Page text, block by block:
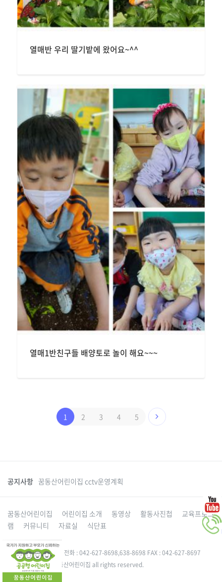
열매반 우리 딸기밭에 왔어요~^^
열매1반친구들 배양토로 놀이 해요~~~
1 2 3 4 5
공지사항 꿈동산어린이집 cctv운영계획
꿈동산어린이집 어린이집 소개 동영상 활동사진첩
교육프로그
램
커뮤니티 자료실 식단표
대전 동구 성동로 49-5 전화 : 042-627-8698,638-8698 FAX : 042-627-8697
Copyright 2015. 꿈동산어린이집 all rights reserved.